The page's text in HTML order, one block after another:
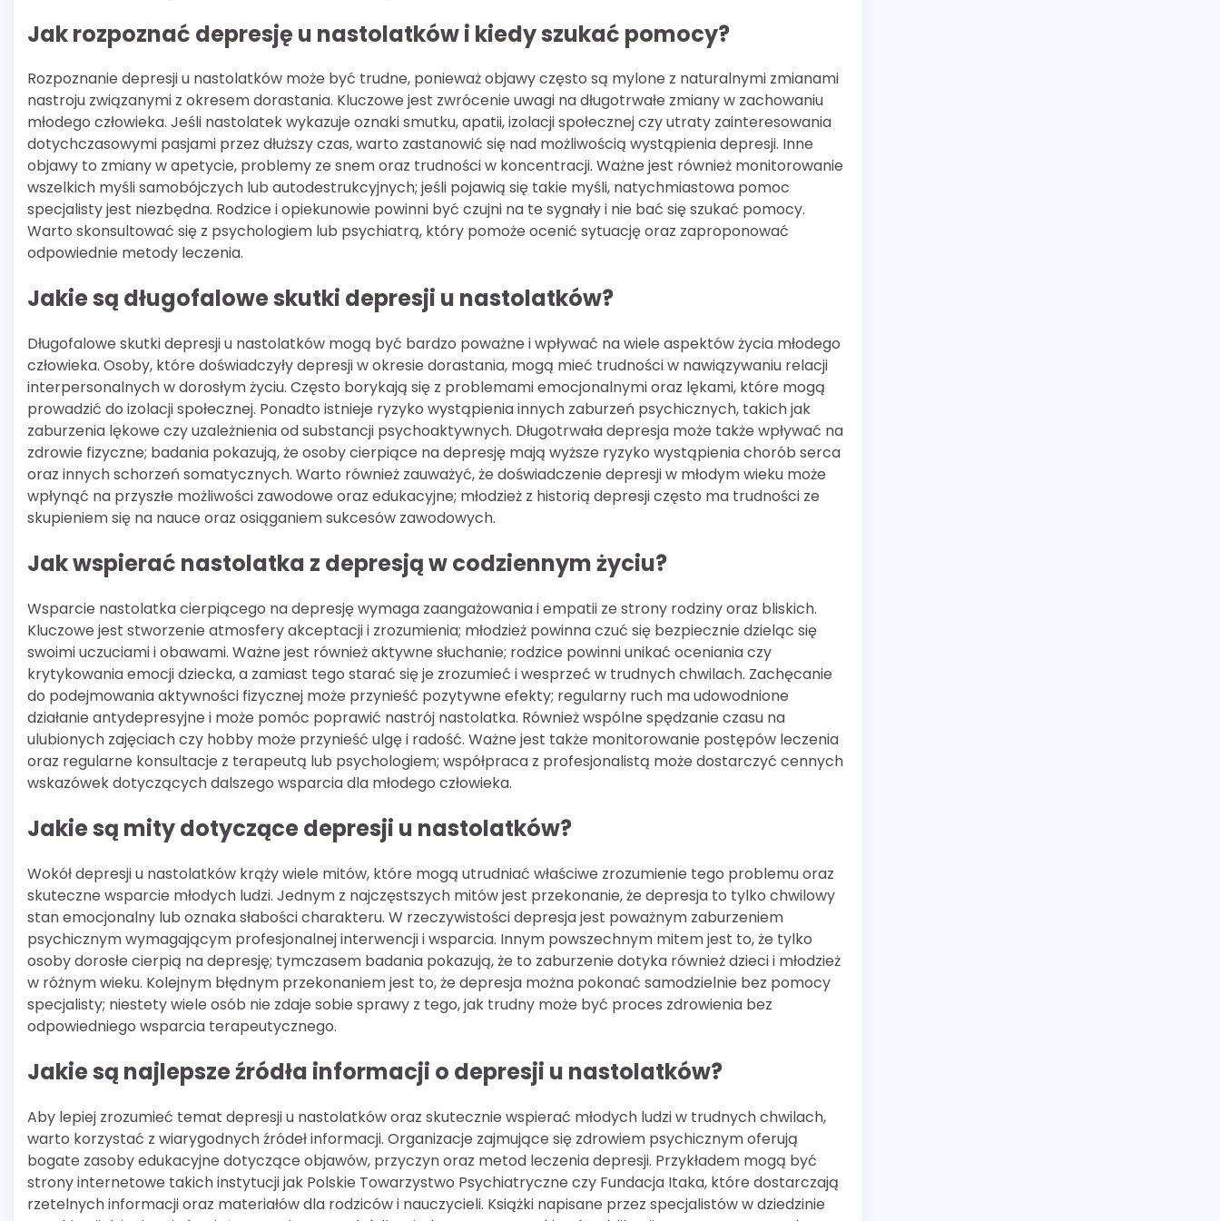
Jak rozpoznać depresję u nastolatków i kiedy szukać pomocy?
Rozpoznanie depresji u nastolatków może być trudne, ponieważ objawy często są mylone z naturalnymi zmianami
nastroju związanymi z okresem dorastania. Kluczowe jest zwrócenie uwagi na długotrwałe zmiany w zachowaniu
młodego człowieka. Jeśli nastolatek wykazuje oznaki smutku, apatii, izolacji społecznej czy utraty zainteresowania
dotychczasowymi pasjami przez dłuższy czas, warto zastanowić się nad możliwością wystąpienia depresji. Inne
objawy to zmiany w apetycie, problemy ze snem oraz trudności w koncentracji. Ważne jest również monitorowanie
wszelkich myśli samobójczych lub autodestrukcyjnych; jeśli pojawią się takie myśli, natychmiastowa pomoc
specjalisty jest niezbędna. Rodzice i opiekunowie powinni być czujni na te sygnały i nie bać się szukać pomocy.
Warto skonsultować się z psychologiem lub psychiatrą, który pomoże ocenić sytuację oraz zaproponować
odpowiednie metody leczenia.
Jakie są długofalowe skutki depresji u nastolatków?
Długofalowe skutki depresji u nastolatków mogą być bardzo poważne i wpływać na wiele aspektów życia młodego
człowieka. Osoby, które doświadczyły depresji w okresie dorastania, mogą mieć trudności w nawiązywaniu relacji
interpersonalnych w dorosłym życiu. Często borykają się z problemami emocjonalnymi oraz lękami, które mogą
prowadzić do izolacji społecznej. Ponadto istnieje ryzyko wystąpienia innych zaburzeń psychicznych, takich jak
zaburzenia lękowe czy uzależnienia od substancji psychoaktywnych. Długotrwała depresja może także wpływać na
zdrowie fizyczne; badania pokazują, że osoby cierpiące na depresję mają wyższe ryzyko wystąpienia chorób serca
oraz innych schorzeń somatycznych. Warto również zauważyć, że doświadczenie depresji w młodym wieku może
wpłynąć na przyszłe możliwości zawodowe oraz edukacyjne; młodzież z historią depresji często ma trudności ze
skupieniem się na nauce oraz osiąganiem sukcesów zawodowych.
Jak wspierać nastolatka z depresją w codziennym życiu?
Wsparcie nastolatka cierpiącego na depresję wymaga zaangażowania i empatii ze strony rodziny oraz bliskich.
Kluczowe jest stworzenie atmosfery akceptacji i zrozumienia; młodzież powinna czuć się bezpiecznie dzieląc się
swoimi uczuciami i obawami. Ważne jest również aktywne słuchanie; rodzice powinni unikać oceniania czy
krytykowania emocji dziecka, a zamiast tego starać się je zrozumieć i wesprzeć w trudnych chwilach. Zachęcanie
do podejmowania aktywności fizycznej może przynieść pozytywne efekty; regularny ruch ma udowodnione
działanie antydepresyjne i może pomóc poprawić nastrój nastolatka. Również wspólne spędzanie czasu na
ulubionych zajęciach czy hobby może przynieść ulgę i radość. Ważne jest także monitorowanie postępów leczenia
oraz regularne konsultacje z terapeutą lub psychologiem; współpraca z profesjonalistą może dostarczyć cennych
wskazówek dotyczących dalszego wsparcia dla młodego człowieka.
Jakie są mity dotyczące depresji u nastolatków?
Wokół depresji u nastolatków krąży wiele mitów, które mogą utrudniać właściwe zrozumienie tego problemu oraz
skuteczne wsparcie młodych ludzi. Jednym z najczęstszych mitów jest przekonanie, że depresja to tylko chwilowy
stan emocjonalny lub oznaka słabości charakteru. W rzeczywistości depresja jest poważnym zaburzeniem
psychicznym wymagającym profesjonalnej interwencji i wsparcia. Innym powszechnym mitem jest to, że tylko
osoby dorosłe cierpią na depresję; tymczasem badania pokazują, że to zaburzenie dotyka również dzieci i młodzież
w różnym wieku. Kolejnym błędnym przekonaniem jest to, że depresja można pokonać samodzielnie bez pomocy
specjalisty; niestety wiele osób nie zdaje sobie sprawy z tego, jak trudny może być proces zdrowienia bez
odpowiedniego wsparcia terapeutycznego.
Jakie są najlepsze źródła informacji o depresji u nastolatków?
Aby lepiej zrozumieć temat depresji u nastolatków oraz skutecznie wspierać młodych ludzi w trudnych chwilach,
warto korzystać z wiarygodnych źródeł informacji. Organizacje zajmujące się zdrowiem psychicznym oferują
bogate zasoby edukacyjne dotyczące objawów, przyczyn oraz metod leczenia depresji. Przykładem mogą być
strony internetowe takich instytucji jak Polskie Towarzystwo Psychiatryczne czy Fundacja Itaka, które dostarczają
rzetelnych informacji oraz materiałów dla rodziców i nauczycieli. Książki napisane przez specjalistów w dziedzinie